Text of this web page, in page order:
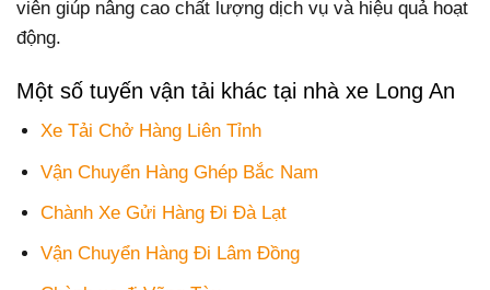
viên giúp nâng cao chất lượng dịch vụ và hiệu quả hoạt
động.
Một số tuyến vận tải khác tại nhà xe Long An
Xe Tải Chở Hàng Liên Tỉnh
Vận Chuyển Hàng Ghép Bắc Nam
Chành Xe Gửi Hàng Đi Đà Lạt
Vận Chuyển Hàng Đi Lâm Đồng